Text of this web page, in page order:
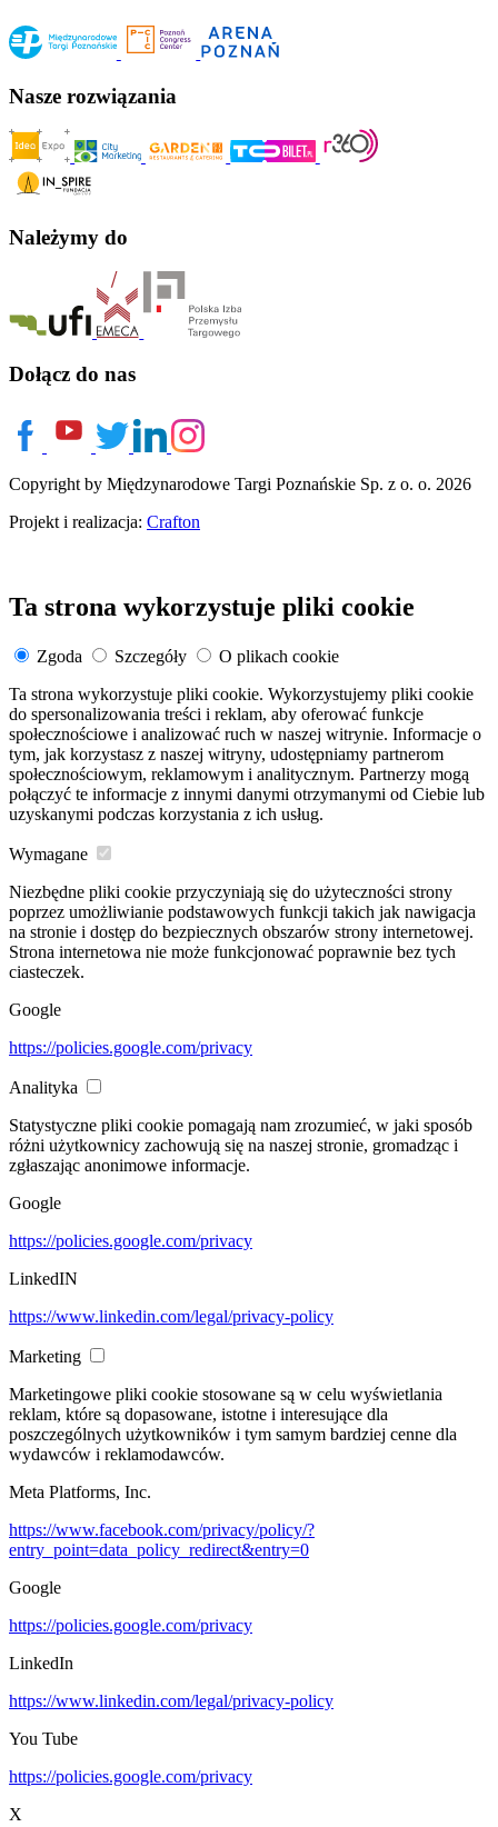
Nasze rozwiązania
Należymy do
Dołącz do nas
Copyright by Międzynarodowe Targi Poznańskie Sp. z o. o. 2026
Projekt i realizacja: Crafton
Ta strona wykorzystuje pliki cookie
Zgoda Szczegóły
O plikach cookie
Ta strona wykorzystuje pliki cookie. Wykorzystujemy pliki cookie
do spersonalizowania treści i reklam, aby oferować funkcje
społecznościowe i analizować ruch w naszej witrynie. Informacje o
tym, jak korzystasz z naszej witryny, udostępniamy partnerom
społecznościowym, reklamowym i analitycznym. Partnerzy mogą
połączyć te informacje z innymi danymi otrzymanymi od Ciebie lub
uzyskanymi podczas korzystania z ich usług.
Wymagane
Niezbędne pliki cookie przyczyniają się do użyteczności strony
poprzez umożliwianie podstawowych funkcji takich jak nawigacja
na stronie i dostęp do bezpiecznych obszarów strony internetowej.
Strona internetowa nie może funkcjonować poprawnie bez tych
ciasteczek.
Google
https://policies.google.com/privacy
Analityka
Statystyczne pliki cookie pomagają nam zrozumieć, w jaki sposób
różni użytkownicy zachowują się na naszej stronie, gromadząc i
zgłaszając anonimowe informacje.
Google
https://policies.google.com/privacy
LinkedIN
https://www.linkedin.com/legal/privacy-policy
Marketing
Marketingowe pliki cookie stosowane są w celu wyświetlania
reklam, które są dopasowane, istotne i interesujące dla
poszczególnych użytkowników i tym samym bardziej cenne dla
wydawców i reklamodawców.
Meta Platforms, Inc.
https://www.facebook.com/privacy/policy/?
entry_point=data_policy_redirect&entry=0
Google
https://policies.google.com/privacy
LinkedIn
https://www.linkedin.com/legal/privacy-policy
You Tube
https://policies.google.com/privacy
X